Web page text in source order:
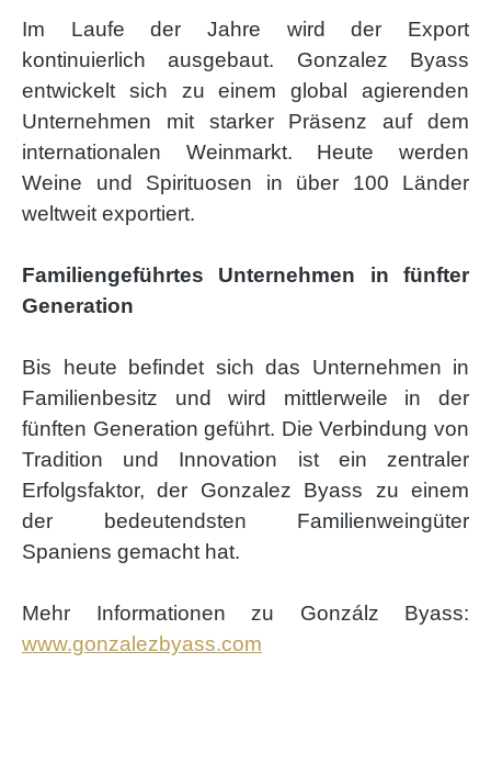
Im Laufe der Jahre wird der Export
kontinuierlich ausgebaut. Gonzalez Byass
entwickelt sich zu einem global agierenden
Unternehmen mit starker Präsenz auf dem
internationalen Weinmarkt. Heute werden
Weine und Spirituosen in über 100 Länder
weltweit exportiert.
Familiengeführtes Unternehmen in fünfter
Generation
Bis heute befindet sich das Unternehmen in
Familienbesitz und wird mittlerweile in der
fünften Generation geführt. Die Verbindung von
Tradition und Innovation ist ein zentraler
Erfolgsfaktor, der Gonzalez Byass zu einem
der bedeutendsten Familienweingüter
Spaniens gemacht hat.
Mehr Informationen zu Gonzálz Byass:
www.gonzalezbyass.com